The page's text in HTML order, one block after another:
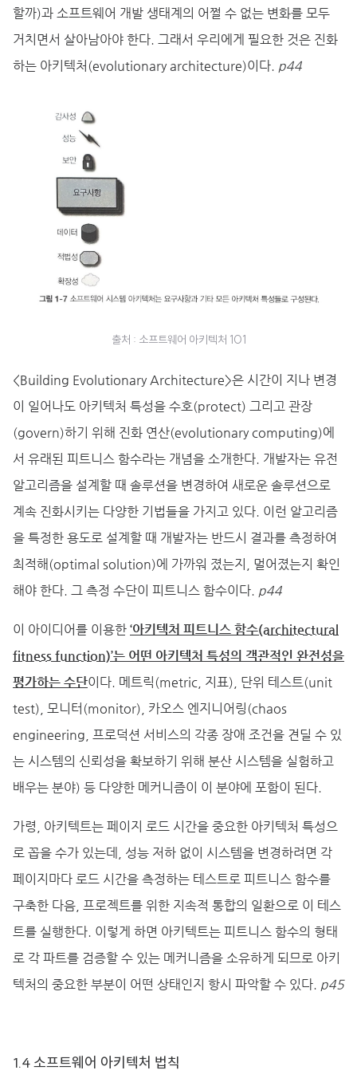
할까)과 소프트웨어 개발 생태계의 어쩔 수 없는 변화를 모두
거치면서 살아남아야 한다. 그래서 우리에게 필요한 것은 진화
하는 아키텍처(evolutionary architecture)이다. p44
출처 : 소프트웨어 아키텍처 101
<Building Evolutionary Architecture>은 시간이 지나 변경
이 일어나도 아키텍처 특성을 수호(protect) 그리고 관장
(govern)하기 위해 진화 연산(evolutionary computing)에
서 유래된 피트니스 함수라는 개념을 소개한다. 개발자는 유전
알고리즘을 설계할 때 솔루션을 변경하여 새로운 솔루션으로
계속 진화시키는 다양한 기법들을 가지고 있다. 이런 알고리즘
을 특정한 용도로 설계할 때 개발자는 반드시 결과를 측정하여
최적해(optimal solution)에 가까워 졌는지, 멀어졌는지 확인
해야 한다. 그 측정 수단이 피트니스 함수이다. p44
이 아이디어를 이용한 ‘아키텍처 피트니스 함수(architectural
fitness function)’는 어떤 아키텍처 특성의 객관적인 완전성을
평가하는 수단이다. 메트릭(metric, 지표), 단위 테스트(unit
test), 모니터(monitor), 카오스 엔지니어링(chaos
engineering, 프로덕션 서비스의 각종 장애 조건을 견딜 수 있
는 시스템의 신뢰성을 확보하기 위해 분산 시스템을 실험하고
배우는 분야) 등 다양한 메커니즘이 이 분야에 포함이 된다.
가령, 아키텍트는 페이지 로드 시간을 중요한 아키텍처 특성으
로 꼽을 수가 있는데, 성능 저하 없이 시스템을 변경하려면 각
페이지마다 로드 시간을 측정하는 테스트로 피트니스 함수를
구축한 다음, 프로젝트를 위한 지속적 통합의 일환으로 이 테스
트를 실행한다. 이렇게 하면 아키텍트는 피트니스 함수의 형태
로 각 파트를 검증할 수 있는 메커니즘을 소유하게 되므로 아키
텍처의 중요한 부분이 어떤 상태인지 항시 파악할 수 있다. p45
1.4 소프트웨어 아키텍처 법칙